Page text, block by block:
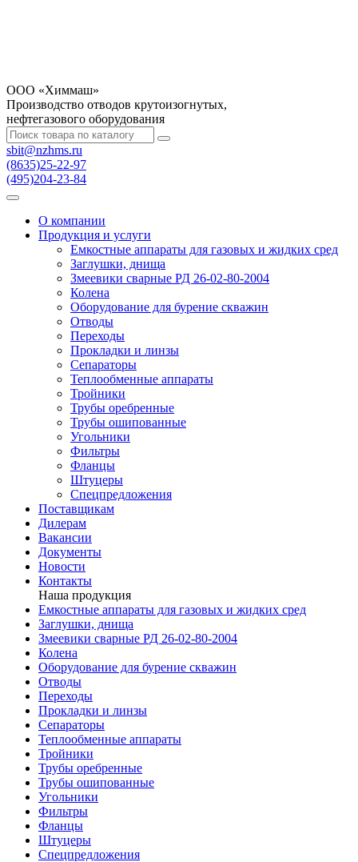
OOO «Химмаш»
Производство отводов крутоизогнутых,
нефтегазового оборудования
sbit@nzhms.ru
(8635)25-22-97
(495)204-23-84
О компании
Продукция и услуги
Емкостные аппараты для газовых и жидких сред
Заглушки, днища
Змеевики сварные РД 26-02-80-2004
Колена
Оборудование для бурение скважин
Отводы
Переходы
Прокладки и линзы
Сепараторы
Теплообменные аппараты
Тройники
Трубы оребренные
Трубы ошипованные
Угольники
Фильтры
Фланцы
Штуцеры
Спецпредложения
Поставщикам
Дилерам
Вакансии
Документы
Новости
Контакты
Наша продукция
Емкостные аппараты для газовых и жидких сред
Заглушки, днища
Змеевики сварные РД 26-02-80-2004
Колена
Оборудование для бурение скважин
Отводы
Переходы
Прокладки и линзы
Сепараторы
Теплообменные аппараты
Тройники
Трубы оребренные
Трубы ошипованные
Угольники
Фильтры
Фланцы
Штуцеры
Спецпредложения